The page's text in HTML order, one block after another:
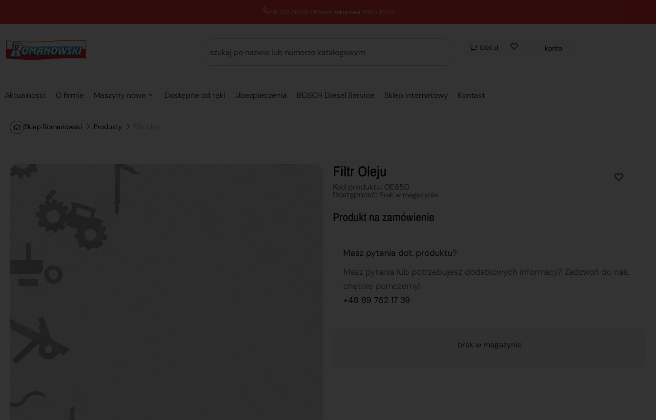
89 762 00 69 - Pomoc zakupowa 7:00 - 16:00
0,00 zł konto
Aktualności O firmie Maszyny nowe Dostępne od ręki Ubezpieczenia BOSCH Diesel Service Sklep internetowy Kontakt
Sklep Romanowski Produkty
Filtr Oleju
Kod produktu: OE650
Dostępnosć: Brak w magazynie
Produkt na zamówienie
Masz pytania dot. produktu?
Masz pytania lub potrzebujesz dodatkowych informacji? Zadzwoń do nas,
chętnie pomożemy!
+48 89 762 17 39
brak w magazynie